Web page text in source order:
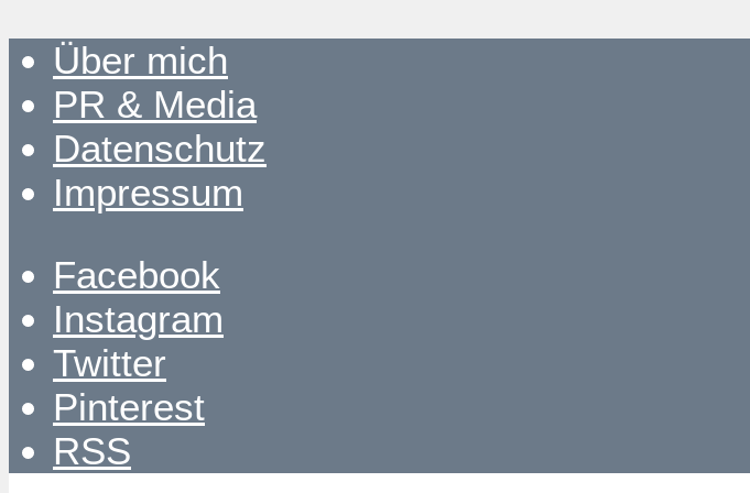
Über mich
PR & Media
Datenschutz
Impressum
Facebook
Instagram
Twitter
Pinterest
RSS